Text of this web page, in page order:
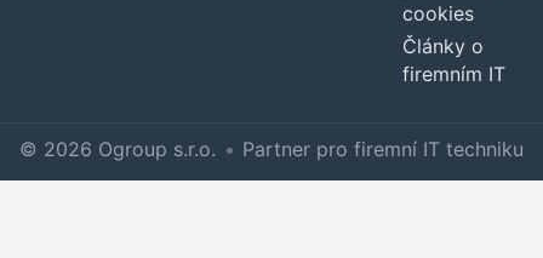
cookies
Články o
firemním IT
© 2026 Ogroup s.r.o. • Partner pro firemní IT techniku